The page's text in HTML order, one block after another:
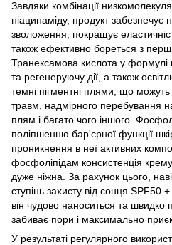
Завдяки комбінації
ніацинаміду, продукт забезпечує
зволоження, покращує
також ефективно бореться з
Транексамова кислота у
та регенеруючу дії, а також
темні пігментні плями, що можуть
травм, надмірного перебування на
плям і багато чого іншого.
поліпшенню бар'єрної функції
проникнення в неї активних
фосфоліпідам консистенція крему
дуже ніжна. За рахунок цього,
ступінь захисту від сонця SPF50
він чудово наноситься та швидко
забиває пори і максимально
У результаті регулярного